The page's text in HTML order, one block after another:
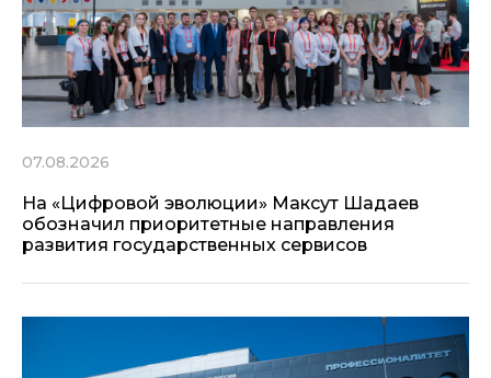
07.08.2026
На «Цифровой эволюции» Максут Шадаев
обозначил приоритетные направления
развития государственных сервисов